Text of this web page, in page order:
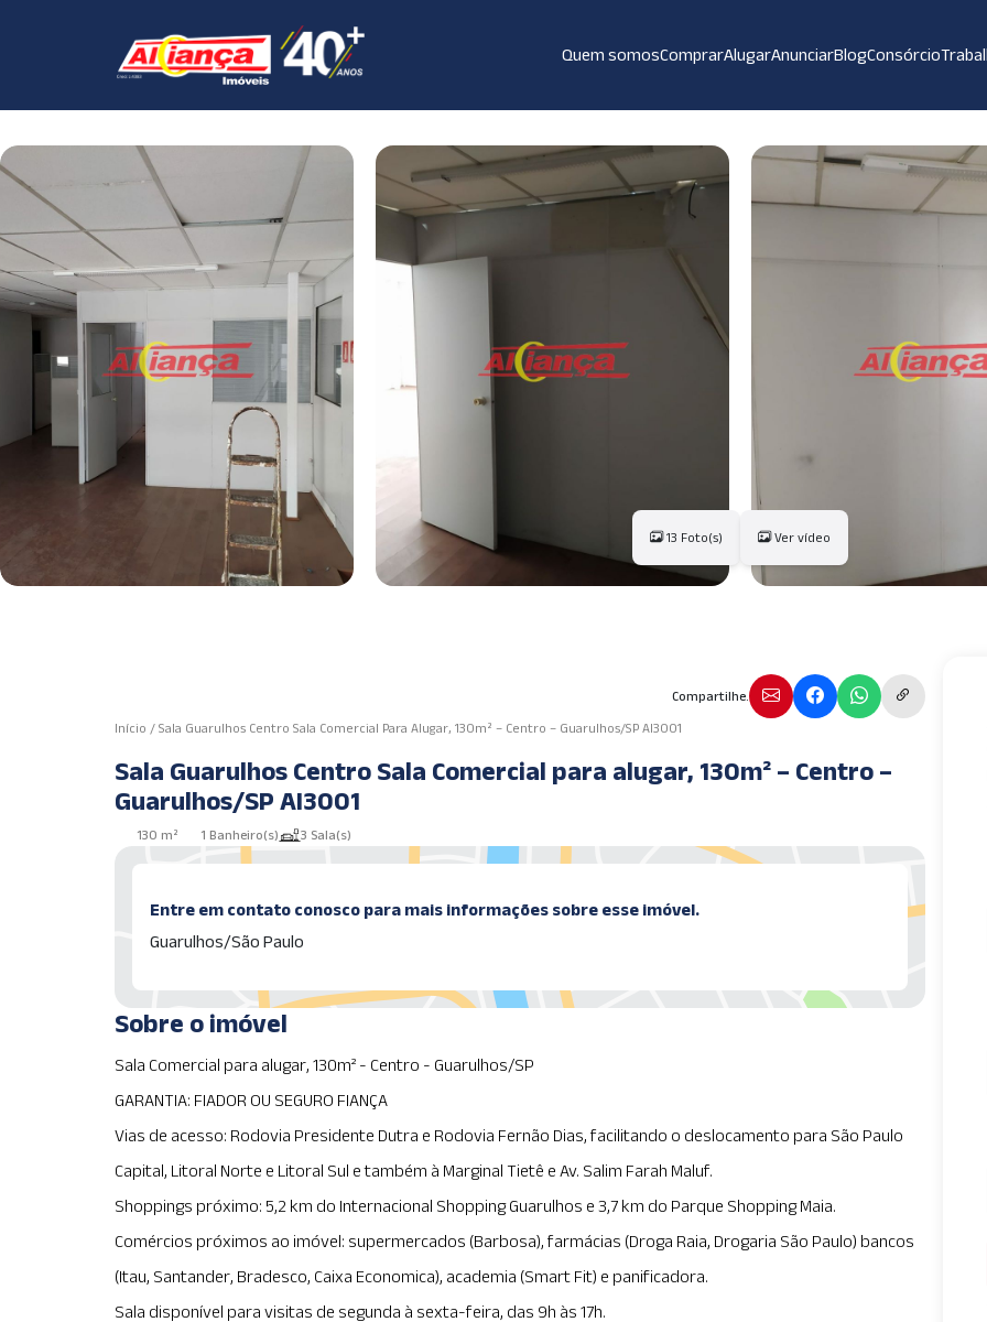
Quem somosComprarAlugarAnunciarBlogConsórcio
13 Foto(s) Ver vídeo
Compartilhe.
Início / Sala Guarulhos Centro Sala Comercial Para Alugar, 130m² – Centro – Guarulhos/SP AI3001
Sala Guarulhos Centro Sala Comercial para alugar, 130m² – Centro –
Guarulhos/SP AI3001
130 m² 1 Banheiro(s) 3 Sala(s)
Entre em contato conosco para mais informações sobre esse imóvel.
Guarulhos/São Paulo
Sobre o imóvel
Sala Comercial para alugar, 130m² - Centro - Guarulhos/SP
GARANTIA: FIADOR OU SEGURO FIANÇA
Vias de acesso: Rodovia Presidente Dutra e Rodovia Fernão Dias, facilitando o deslocamento para São Paulo
Capital, Litoral Norte e Litoral Sul e também à Marginal Tietê e Av. Salim Farah Maluf.
Shoppings próximo: 5,2 km do Internacional Shopping Guarulhos e 3,7 km do Parque Shopping Maia.
Comércios próximos ao imóvel: supermercados (Barbosa), farmácias (Droga Raia, Drogaria São Paulo) bancos
(Itau, Santander, Bradesco, Caixa Economica), academia (Smart Fit) e panificadora.
Sala disponível para visitas de segunda à sexta-feira, das 9h às 17h.